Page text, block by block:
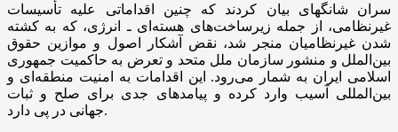
سران شانگهای بیان کردند که چنین اقداماتی علیه تأسیسات
غیرنظامی، از جمله زیرساخت‌های هسته‌ای ـ انرژی، که به کشته
شدن غیرنظامیان منجر شد، نقض آشکار اصول و موازین حقوق
بین‌الملل و منشور سازمان ملل متحد و تعرض به حاکمیت جمهوری
اسلامی ایران به شمار می‌رود. این اقدامات به امنیت منطقه‌ای و
بین‌المللی آسیب وارد کرده و پیامد‌های جدی برای صلح و ثبات
جهانی در پی دارد.